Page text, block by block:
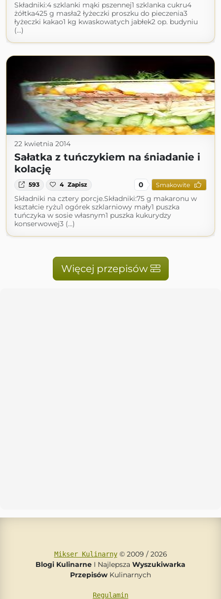
Składniki:4 szklanki mąki pszennej1 szklanka cukru4
żółtka425 g masła2 łyżeczki proszku do pieczenia3
łyżeczki kakao1 kg kwaskowatych jabłek2 op. budyniu
(...)
22 kwietnia 2014
Sałatka z tuńczykiem na śniadanie i
kolację
593 4 Zapisz 0 Smakowite
Składniki na cztery porcje.Składniki:75 g makaronu w
kształcie ryżu1 ogórek szklarniowy mały1 puszka
tuńczyka w sosie własnym1 puszka kukurydzy
konserwowej3 (...)
Więcej przepisów
Mikser Kulinarny© 2009 / 2026
Blogi Kulinarne I Najlepsza Wyszukiwarka
Przepisów Kulinarnych
Regulamin